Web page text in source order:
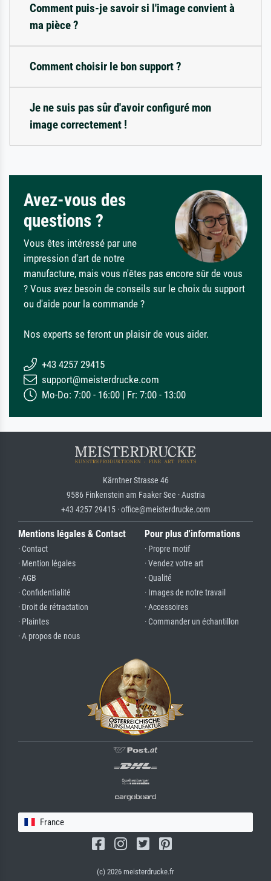
Comment puis-je savoir si l'image convient à
ma pièce ?
Comment choisir le bon support ?
Je ne suis pas sûr d'avoir configuré mon
image correctement !
Avez-vous des
questions ?
Vous êtes intéressé par une
impression d'art de notre
manufacture, mais vous n'êtes pas encore sûr de vous
? Vous avez besoin de conseils sur le choix du support
ou d'aide pour la commande ?
Nos experts se feront un plaisir de vous aider.
+43 4257 29415
support@meisterdrucke.com
Mo-Do: 7:00 - 16:00 | Fr: 7:00 - 13:00
Kärntner Strasse 46
9586 Finkenstein am Faaker See · Austria
+43 4257 29415 · office@meisterdrucke.com
Mentions légales & Contact
· Contact
· Mention légales
· AGB
· Confidentialité
· Droit de rétractation
· Plaintes
· A propos de nous
Pour plus d'informations
· Propre motif
· Vendez votre art
· Qualité
· Images de notre travail
· Accessoires
· Commander un échantillon
France
(c) 2026 meisterdrucke.fr